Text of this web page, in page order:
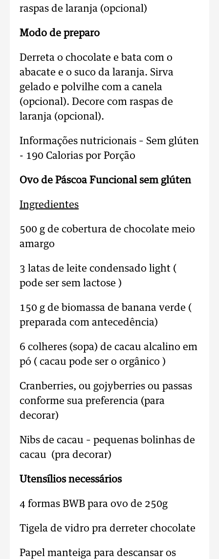
raspas de laranja (opcional)
Modo de preparo
Derreta o chocolate e bata com o
abacate e o suco da laranja. Sirva
gelado e polvilhe com a canela
(opcional). Decore com raspas de
laranja (opcional).
Informações nutricionais – Sem glúten
- 190 Calorias por Porção
Ovo de Páscoa Funcional sem glúten
Ingredientes
500 g de cobertura de chocolate meio
amargo
3 latas de leite condensado light (
pode ser sem lactose )
150 g de biomassa de banana verde (
preparada com antecedência)
6 colheres (sopa) de cacau alcalino em
pó ( cacau pode ser o orgânico )
Cranberries, ou gojyberries ou passas
conforme sua preferencia (para
decorar)
Nibs de cacau – pequenas bolinhas de
cacau (pra decorar)
Utensílios necessários
4 formas BWB para ovo de 250g
Tigela de vidro pra derreter chocolate
Papel manteiga para descansar os